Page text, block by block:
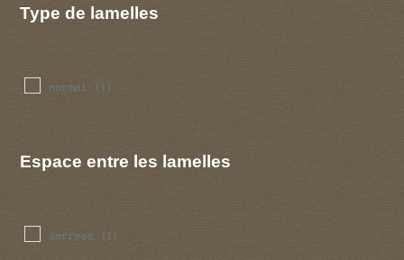
Type de lamelles
normal (1)
Espace entre les lamelles
serrees (1)